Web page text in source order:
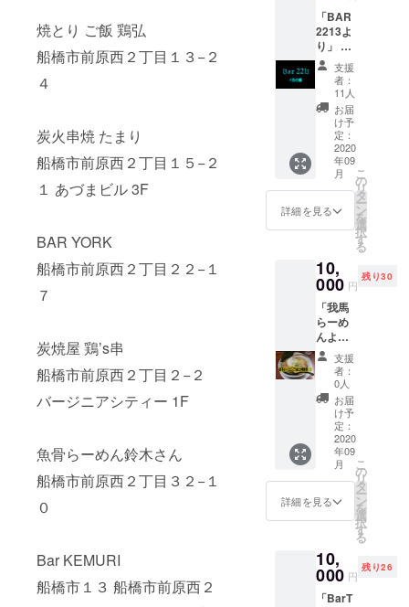
焼とり ご飯 鶏弘
船橋市前原西２丁目１３−２
４
炭火串焼 たまり
船橋市前原西２丁目１５−２
１ あづまビル 3F
BAR YORK
船橋市前原西２丁目２２−１
７
炭焼屋 鶏’s串
船橋市前原西２丁目２−２
バージニアシティー 1F
魚骨らーめん鈴木さん
船橋市前原西２丁目３２−１
０
Bar KEMURI
船橋市１３ 船橋市前原西２
12月ま
でとし
ます。
来店の
際、店
頭で現
物と交
換でき
ます。
※お酒は
開栓し
た状態
のもの
を店内
にてご
提供い
たしま
す。 ※
12月ま
でとし
「BAR
2213よ
り」 ド
リンク
無料券
を10枚
ご提供
しま
す。 ※
チケッ
トはご
来店の
際、店
頭で現
物と交
※お酒は
店内に
てご提
供いた
しま
す。 ※
有効期
限は
2020年
12月ま
でとし
ます。
支援
者：
11人
お届
け予
定：
2020
年09
月
詳細を見る
こ
の
リ
タ
ー
ン
を
選
択
す
る
10,
000 円
残り30
「我馬
らーめ
んよ
り」
2ヶ月間
有効の
スペ
シャル
パスを
ご提供
しま
す。
《スペ
シャル
パスの
+トッピ
ング1点
無料 ※
支援
者：
0人
お届
け予
定：
2020
年09
月
詳細を見る
こ
の
リ
タ
ー
ン
を
選
択
す
る
10,
000 円
残り26
「BarT